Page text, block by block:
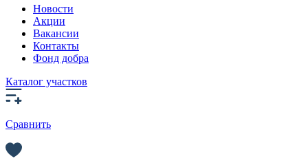
Новости
Акции
Вакансии
Контакты
Фонд добра
Каталог участков
Сравнить